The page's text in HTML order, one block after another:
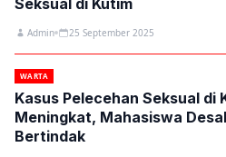
Seksual di Kutim
Admin 25 September 2025
WARTA
Kasus Pelecehan Seksual di
Meningkat, Mahasiswa
Bertindak